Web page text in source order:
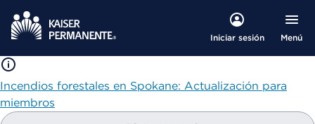
Iniciar sesión Menú
Incendios forestales en Spokane: Actualización para
miembros